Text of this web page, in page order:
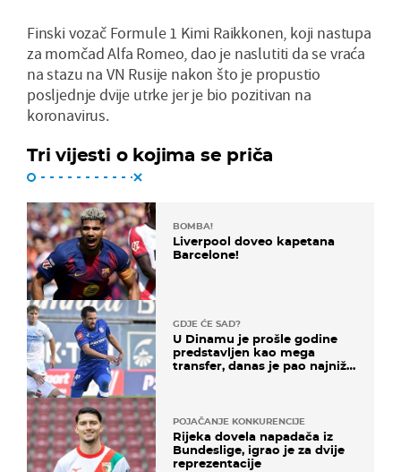
Finski vozač Formule 1 Kimi Raikkonen, koji nastupa
za momčad Alfa Romeo, dao je naslutiti da se vraća
na stazu na VN Rusije nakon što je propustio
posljednje dvije utrke jer je bio pozitivan na
koronavirus.
Tri vijesti o kojima se priča
BOMBA!
Liverpool doveo kapetana
Barcelone!
GDJE ĆE SAD?
U Dinamu je prošle godine
predstavljen kao mega
transfer, danas je pao najniže
POJAČANJE KONKURENCIJE
Rijeka dovela napadača iz
Bundeslige, igrao je za dvije
reprezentacije